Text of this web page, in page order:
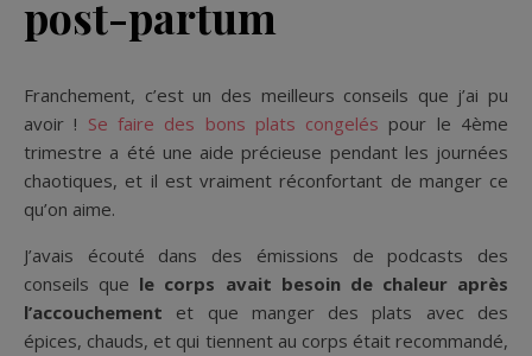
post-partum
Franchement, c’est un des meilleurs conseils que j’ai pu
avoir ! Se faire des bons plats congelés pour le 4ème
trimestre a été une aide précieuse pendant les journées
chaotiques, et il est vraiment réconfortant de manger ce
qu’on aime.
J’avais écouté dans des émissions de podcasts des
conseils que le corps avait besoin de chaleur après
l’accouchement et que manger des plats avec des
épices, chauds, et qui tiennent au corps était recommandé,